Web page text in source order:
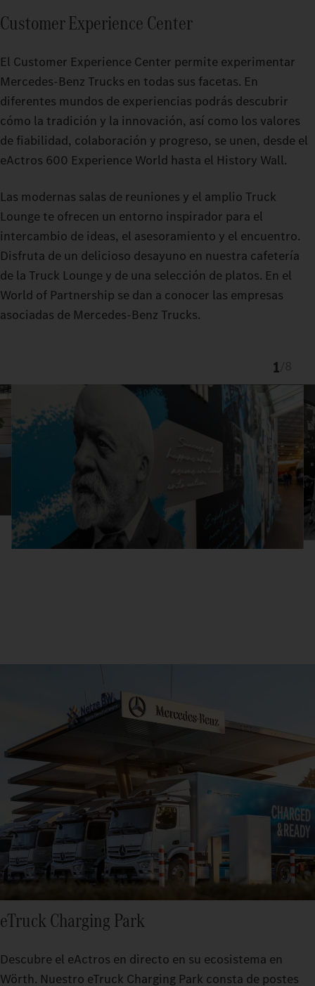
Customer Experience Center
El Customer Experience Center permite experimentar
Mercedes-Benz Trucks en todas sus facetas. En
diferentes mundos de experiencias podrás descubrir
cómo la tradición y la innovación, así como los valores
de fiabilidad, colaboración y progreso, se unen, desde el
eActros 600 Experience World hasta el History Wall.
Las modernas salas de reuniones y el amplio Truck
Lounge te ofrecen un entorno inspirador para el
intercambio de ideas, el asesoramiento y el encuentro.
Disfruta de un delicioso desayuno en nuestra cafetería
de la Truck Lounge y de una selección de platos. En el
World of Partnership se dan a conocer las empresas
asociadas de Mercedes-Benz Trucks.
1
eTruck Charging Park
Descubre el eActros en directo en su ecosistema en
Wörth. Nuestro eTruck Charging Park consta de postes